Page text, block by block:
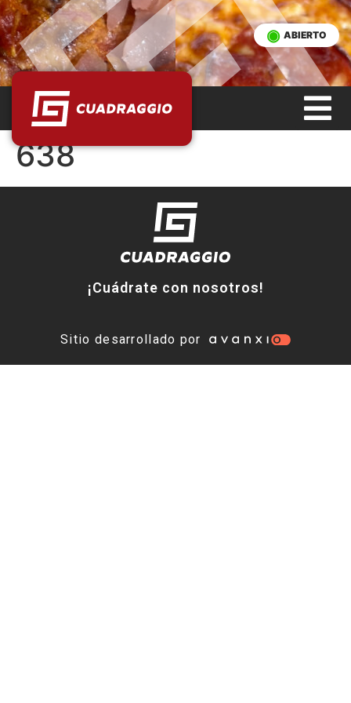
ABIERTO
638
¡Cuádrate con nosotros!
Sitio desarrollado por